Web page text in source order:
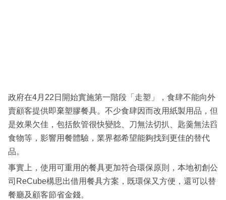
區
政府在4月22日開始實施第一階段「走塑」，食肆不能向外
賣顧客提供即棄塑膠餐具。不少食肆因而改用紙製用品，但
是效果欠佳，包括飲管很快變腍、刀無法切扒、匙羹無法舀
食物等，影響用餐體驗，業界都希望能夠找到更佳的替代
品。
事實上，使用可重用的餐具更加符合環保原則，本地初創公
司ReCube構思出借用餐具方案，既環保又方便，還可以替
餐廳及顧客節省金錢。